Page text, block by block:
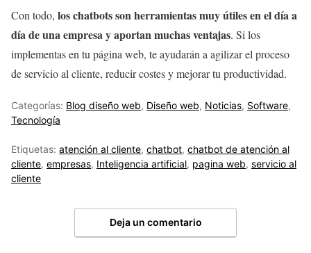
Con todo, los chatbots son herramientas muy útiles en el día a
día de una empresa y aportan muchas ventajas. Si los
implementas en tu página web, te ayudarán a agilizar el proceso
de servicio al cliente, reducir costes y mejorar tu productividad.
Categorías: Blog diseño web, Diseño web, Noticias, Software,
Tecnología
Etiquetas: atención al cliente, chatbot, chatbot de atención al
cliente, empresas, Inteligencia artificial, pagina web, servicio al
cliente
Deja un comentario